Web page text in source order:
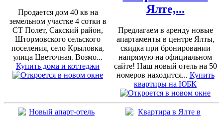
Продается дом 40 кв на
земельном участке 4 сотки в
СТ Полет, Сакский район,
Штормовского сельского
поселения, село Крыловка,
улица Цветочная. Возмо...
Купить дома и коттеджи
Ялте,...
Предлагаем в аренду новые
апартаменты в центре Ялты,
скидка при бронировании
напрямую на официальном
сайте! Наш новый отель на 50
номеров находится... Купить
квартиры на ЮБК